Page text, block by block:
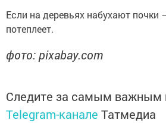
Если на деревьях набухают почки
потеплеет.
фото: pixabay.com
Следите за самым важным
Telegram-канале Татмедиа